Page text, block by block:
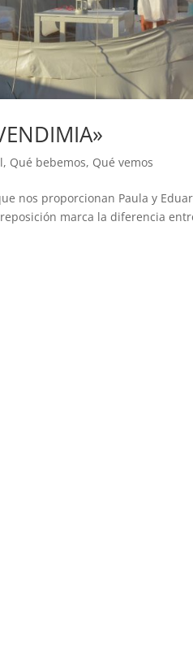
, Qué bebemos, Qué vemos
nos proporcionan Paula y
marca la diferencia